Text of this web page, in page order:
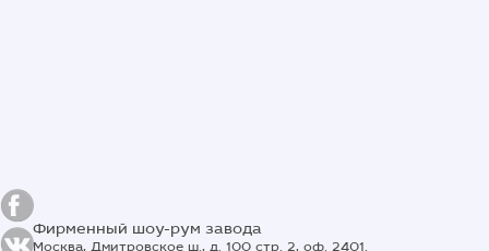
Фирменный шоу-рум завода
Москва, Дмитровское ш., д. 100 стр. 2, оф. 2401.